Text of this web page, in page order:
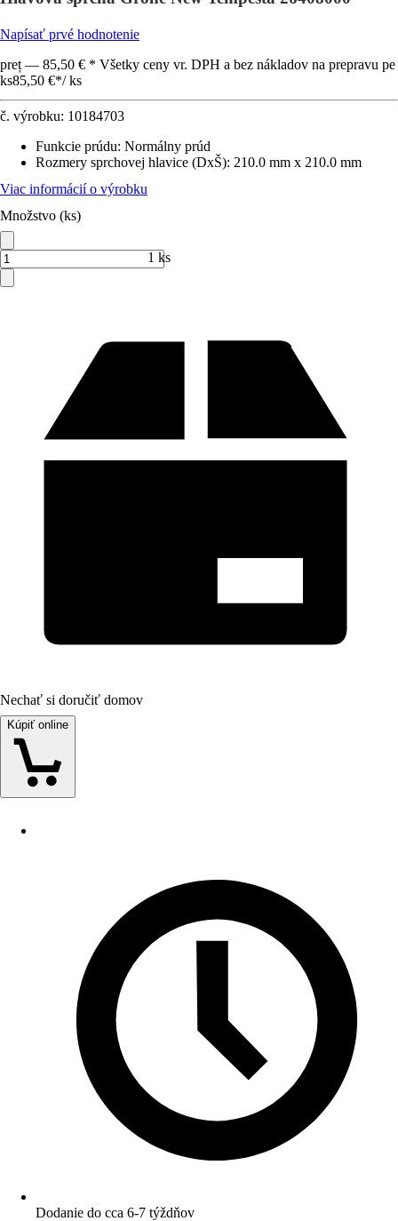
Napísať prvé hodnotenie
preț — 85,50 € * Všetky ceny vr. DPH a bez nákladov na prepravu pe
ks85,50 €*/ ks
č. výrobku: 10184703
Funkcie prúdu: Normálny prúd
Rozmery sprchovej hlavice (DxŠ): 210.0 mm x 210.0 mm
Viac informácií o výrobku
Množstvo (ks)
1 ks
Nechať si doručiť domov
Kúpiť online
Dodanie do cca 6-7 týždňov